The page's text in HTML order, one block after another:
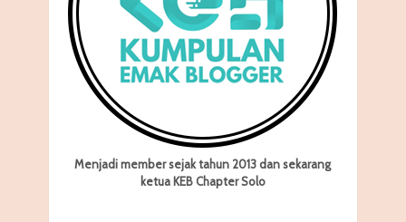
Menjadi member sejak tahun 2013 dan sekarang
ketua KEB Chapter Solo